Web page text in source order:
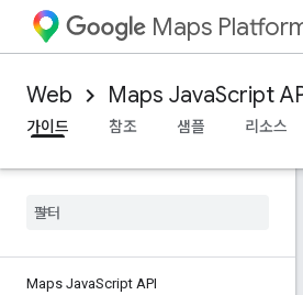
Maps
Web Maps JavaScript
가이드
참조 샘플 리소스
Maps JavaScript API